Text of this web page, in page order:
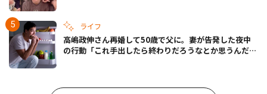
ライフ
高嶋政伸さん再婚して50歳で父に。妻が告発した夜中
の行動「これ手出したら終わりだろうなとか思うんだけ